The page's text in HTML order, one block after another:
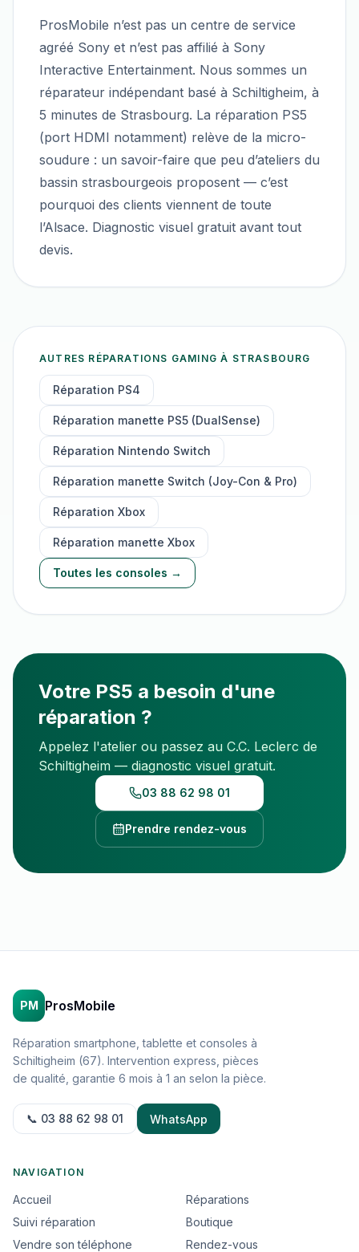
ProsMobile n’est pas un centre de service
agréé Sony et n’est pas affilié à Sony
Interactive Entertainment. Nous sommes un
réparateur indépendant basé à Schiltigheim, à
5 minutes de Strasbourg. La réparation PS5
(port HDMI notamment) relève de la micro-
soudure : un savoir-faire que peu d’ateliers du
bassin strasbourgeois proposent — c’est
pourquoi des clients viennent de toute
l’Alsace. Diagnostic visuel gratuit avant tout
devis.
AUTRES RÉPARATIONS GAMING À STRASBOURG
Réparation PS4
Réparation manette PS5 (DualSense)
Réparation Nintendo Switch
Réparation manette Switch (Joy-Con & Pro)
Réparation Xbox
Réparation manette Xbox
Toutes les consoles →
Votre PS5 a besoin d'une
réparation ?
Appelez l'atelier ou passez au C.C. Leclerc de
Schiltigheim — diagnostic visuel gratuit.
03 88 62 98 01
Prendre rendez-vous
PM ProsMobile
Réparation smartphone, tablette et consoles à
Schiltigheim (67). Intervention express, pièces
de qualité, garantie 6 mois à 1 an selon la pièce.
📞 03 88 62 98 01 WhatsApp
NAVIGATION
Accueil
Réparations
Suivi réparation
Boutique
Vendre son téléphone
Rendez-vous